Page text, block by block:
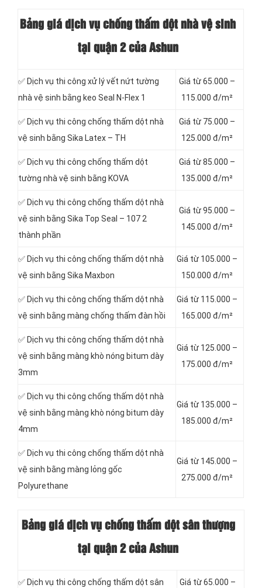
Bảng giá dịch vụ chống thấm dột nhà vệ sinh
tại quận 2 của Ashun
✅ Dịch vụ thi công xử lý vết nứt tường
nhà vệ sinh bằng keo Seal N-Flex 1
Giá từ 65.000 –
115.000 đ/m²
✅ Dịch vụ thi công chống thấm dột nhà
vệ sinh bằng Sika Latex – TH
Giá từ 75.000 –
125.000 đ/m²
✅ Dịch vụ thi công chống thấm dột
tường nhà vệ sinh bằng KOVA
Giá từ 85.000 –
135.000 đ/m²
✅ Dịch vụ thi công chống thấm dột nhà
vệ sinh bằng Sika Top Seal – 107 2
thành phần
Giá từ 95.000 –
145.000 đ/m²
✅ Dịch vụ thi công chống thấm dột nhà
vệ sinh bằng Sika Maxbon
Giá từ 105.000 –
150.000 đ/m²
✅ Dịch vụ thi công chống thấm dột nhà
vệ sinh bằng màng chống thấm đàn hồi
Giá từ 115.000 –
165.000 đ/m²
✅ Dịch vụ thi công chống thấm dột nhà
vệ sinh bằng màng khò nóng bitum dày
3mm
Giá từ 125.000 –
175.000 đ/m²
✅ Dịch vụ thi công chống thấm dột nhà
vệ sinh bằng màng khò nóng bitum dày
4mm
Giá từ 135.000 –
185.000 đ/m²
✅ Dịch vụ thi công chống thấm dột nhà
vệ sinh bằng màng lỏng gốc
Polyurethane
Giá từ 145.000 –
275.000 đ/m²
Bảng giá dịch vụ chống thấm dột sân thượng
tại quận 2 của Ashun
✅ Dịch vụ thi công chống thấm dột sân
Giá từ 65.000 –